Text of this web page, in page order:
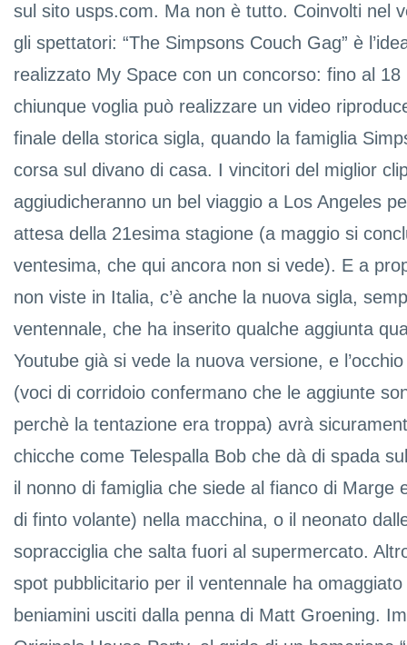
sul sito usps.com. Ma non è tutto. Coinvolti nel
gli spettatori: “The Simpsons Couch Gag” è
realizzato My Space con un concorso: fino al 18
chiunque voglia può realizzare un video
finale della storica sigla, quando la famiglia
corsa sul divano di casa. I vincitori del miglior
aggiudicheranno un bel viaggio a Los Angeles
attesa della 21esima stagione (a maggio si
ventesima, che qui ancora non si vede). E a
non viste in Italia, c’è anche la nuova sigla,
ventennale, che ha inserito qualche aggiunta
Youtube già si vede la nuova versione, e l’occhio
(voci di corridoio confermano che le aggiunte
perchè la tentazione era troppa) avrà
chicche come Telespalla Bob che dà di spada
il nonno di famiglia che siede al fianco di Marge
di finto volante) nella macchina, o il neonato
sopracciglia che salta fuori al supermercato.
spot pubblicitario per il ventennale ha
beniamini usciti dalla penna di Matt Groening.